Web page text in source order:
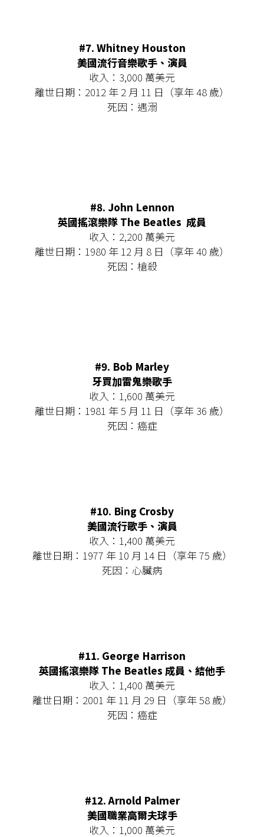
#7. Whitney Houston
美國流行音樂歌手、演員
收入：3,000 萬美元
離世日期：2012 年 2 月 11 日（享年 48 歲）
死因：遇溺
#8. John Lennon
英國搖滾樂隊 The Beatles 成員
收入：2,200 萬美元
離世日期：1980 年 12 月 8 日（享年 40 歲）
死因：槍殺
#9. Bob Marley
牙買加雷鬼樂歌手
收入：1,600 萬美元
離世日期：1981 年 5 月 11 日（享年 36 歲）
死因：癌症
#10. Bing Crosby
美國流行歌手、演員
收入：1,400 萬美元
離世日期：1977 年 10 月 14 日（享年 75 歲）
死因：心臟病
#11. George Harrison
英國搖滾樂隊 The Beatles 成員、結他手
收入：1,400 萬美元
離世日期：2001 年 11 月 29 日（享年 58 歲）
死因：癌症
#12. Arnold Palmer
美國職業高爾夫球手
收入：1,000 萬美元